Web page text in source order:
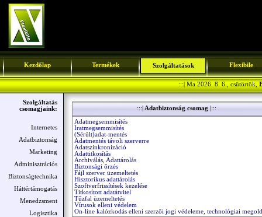
Kezdőlap Termékek Szolgáltatások Flexibile
:::| Ma 2026. 8. 6., csütörtök,
Szolgáltatás
csomagjaink:
Internetes
Adatbiztonság
Marketing
Adminisztrációs
Biztonságtechnika
Háttértámogatás
Menedzsment
Logisztika
:::| Adatbiztonság csomag |:::
Adatmegsemmisítés
Iratmegsemmisítés
(Sérült)adat-mentés
Adatmentés távoli szerverre
Adatszinkronizáció
Adattitkosítás
Archiválás, Adattárolás
Biztonsági őrzés
Fájl szerver üzemeltetés
Hisztorikus adattárolás
Szoftverfrissítések kezelése
Titkosított adatátvitel
Tűzfal üzemeltetés
Vírusok elleni védelem
On-line kalózkodás elleni szerzői jogi védeleme, technológiai